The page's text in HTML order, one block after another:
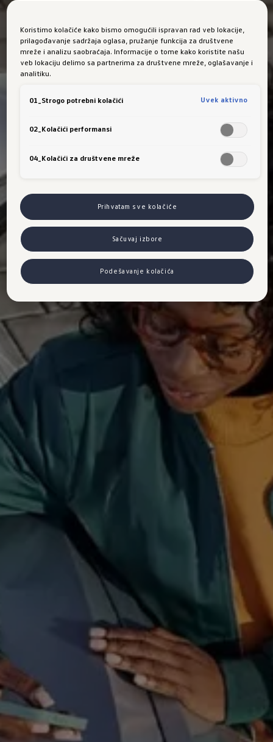
Koristimo kolačiće kako bismo omogućili ispravan rad veb lokacije,
prilagođavanje sadržaja oglasa, pružanje funkcija za društvene
mreže i analizu saobraćaja. Informacije o tome kako koristite našu
veb lokaciju delimo sa partnerima za društvene mreže, oglašavanje i
analitiku.
01_Strogo potrebni kolačići Uvek aktivno
02_Kolačići performansi
04_Kolačići za društvene mreže
Prihvatam sve kolačiće
Sačuvaj izbore
Podešavanje kolačića